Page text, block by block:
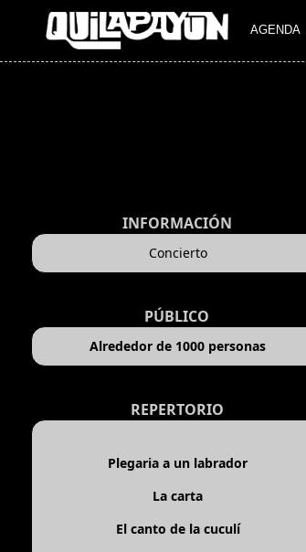
AGENDA
INFORMACIÓN
Concierto
PÚBLICO
Alrededor de 1000 personas
REPERTORIO
Plegaria a un labrador
La carta
El canto de la cuculí